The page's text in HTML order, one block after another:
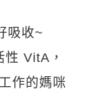
吸收~
VitA，
作的媽咪